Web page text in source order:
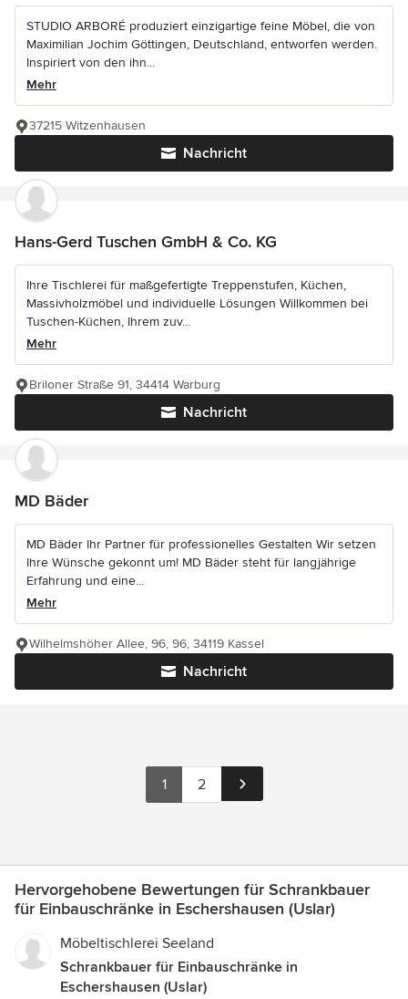
STUDIO ARBORÉ produziert einzigartige feine Möbel, die von
Maximilian Jochim Göttingen, Deutschland, entworfen werden.
Inspiriert von den ihn...
Mehr
Nachricht
37215 Witzenhausen
Hans-Gerd Tuschen GmbH & Co. KG
Ihre Tischlerei für maßgefertigte Treppenstufen, Küchen,
Massivholzmöbel und individuelle Lösungen Willkommen bei
Tuschen-Küchen, Ihrem zuv...
Mehr
Nachricht
Briloner Straße 91, 34414 Warburg
MD Bäder
MD Bäder Ihr Partner für professionelles Gestalten Wir setzen
Ihre Wünsche gekonnt um! MD Bäder steht für langjährige
Erfahrung und eine...
Mehr
Nachricht
Wilhelmshöher Allee, 96, 96, 34119 Kassel
1 2
Hervorgehobene Bewertungen für Schrankbauer
für Einbauschränke in Eschershausen (Uslar)
Möbeltischlerei Seeland
Schrankbauer für Einbauschränke in
Eschershausen (Uslar)